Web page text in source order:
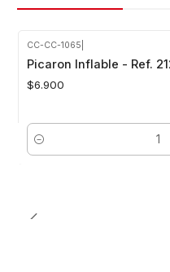
CC-CC-1065
Picaron Inflable - Ref.
$6.900
Cantidad